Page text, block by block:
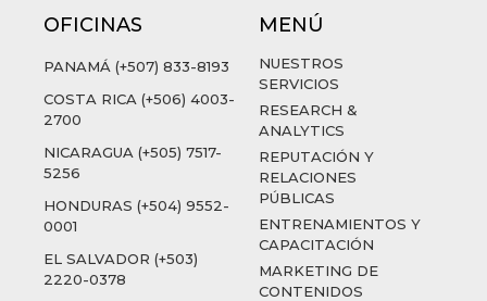
OFICINAS
PANAMÁ (+507) 833-8193
COSTA RICA (+506) 4003-
2700
NICARAGUA (+505) 7517-
5256
HONDURAS (+504) 9552-
0001
EL SALVADOR (+503)
2220-0378
MENÚ
NUESTROS
SERVICIOS
RESEARCH &
ANALYTICS
REPUTACIÓN Y
RELACIONES
PÚBLICAS
ENTRENAMIENTOS Y
CAPACITACIÓN
MARKETING DE
CONTENIDOS